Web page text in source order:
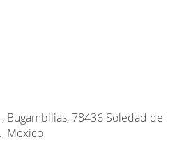
Bugambilias, 78436 Soledad de
Mexico